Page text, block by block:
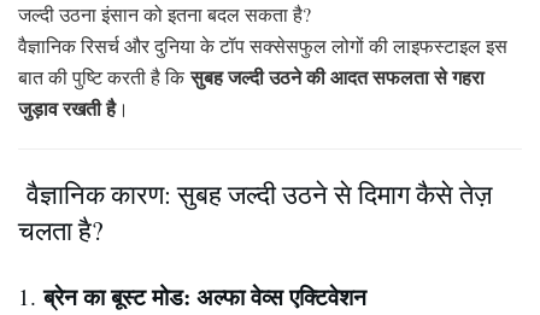
जल्दी उठना इंसान को इतना बदल सकता है?
वैज्ञानिक रिसर्च और दुनिया के टॉप सक्सेसफुल लोगों की लाइफस्टाइल इस
बात की पुष्टि करती है किसुबह जल्दी उठने की आदत सफलता से गहरा
जुड़ाव रखती है।
वैज्ञानिक कारण: सुबह जल्दी उठने से दिमाग कैसे तेज़
चलता है?
1.ब्रेन का बूस्ट मोड: अल्फा वेव्स एक्टिवेशन